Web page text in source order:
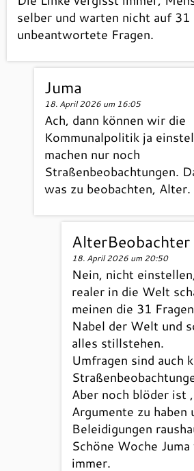
selber und warten nicht auf 31
unbeantwortete Fragen.
Juma
18. April 2026 um 16:05
Ach, dann können wir die
Kommunalpolitik ja
machen nur noch
Straßenbeobachtungen.
was zu beobachten, Alter.
AlterBeobachter
18. April 2026 um 20:50
Nein, nicht
realer in die Welt
meinen die 31
Nabel der Welt und
alles stillstehen.
Umfragen sind auch
Aber noch blöder ist
Argumente zu haben
Beleidigungen
Schöne Woche
immer.